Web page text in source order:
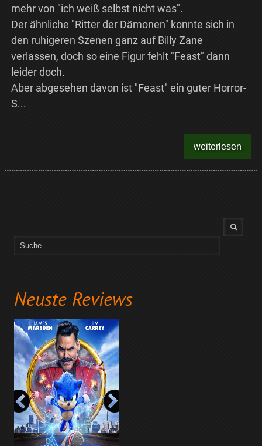
Neuste Reviews
mehr von "ich weiß selbst nicht was".
Der ähnliche "Ritter der Dämonen" konnte sich in
den ruhigeren Szenen ganz auf Billy Zane
verlassen, doch so eine Figur fehlt "Feast" dann
leider doch.
Aber abgesehen davon ist "Feast" ein guter Horror-
S...
weiterlesen